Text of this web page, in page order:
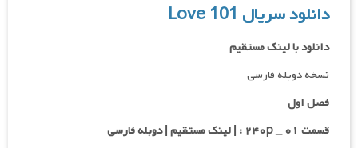
دانلود سریال Love 101
دانلود با لینک مستقیم
نسخه دوبله فارسی
فصل اول
قسمت ۰۱ _ ۲۴۰p : | لینک مستقیم | دوبله فارسی